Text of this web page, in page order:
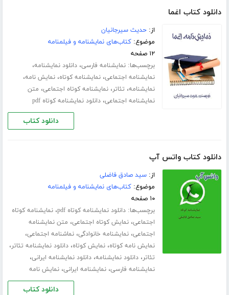
دانلود کتاب اغما
از:حدیث سیرجانیان
موضوع:کتاب‌های نمایشنامه و فیلمنامه
۱۲ صفحه
برچسب‌ها:نمایشنامه فارسی،دانلود نمایشنامه،
نمایشنامه اجتماعی،نمایشنامه کوتاه،نمایش نامه،
نمایشنامه، تئاتر،نمایشنامه کوتاه اجتماعی، متن
نمایشنامه اجتماعی،دانلود نمایشنامه کوتاه pdf
دانلود کتاب
دانلود کتاب واتس آپ
از:سید صادق فاضلی
موضوع:کتاب‌های نمایشنامه و فیلمنامه
۱۰ صفحه
برچسب‌ها:دانلود نمایشنامه کوتاه pdf ،نمایشنامه کوتاه
اجتماعی،نمایش کوتاه اجتماعی، متن نمایشنامه
اجتماعی،نمایشنامه خانوادگی،نماشنامه اجتماعی،
نمایش نامه کوتاه،نمایش کوتاه،دانلود نمایشنامه تئاتر،
تئاتر،دانلود نمایشنامه،دانلود نمایشنامه ایرانی،
نمایشنامه فارسی،نمایشنامه ایرانی،نمایش نامه
دانلود کتاب